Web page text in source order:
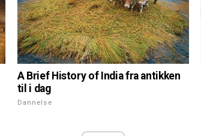
A Brief History of India fra antikken
til i dag
Dannelse